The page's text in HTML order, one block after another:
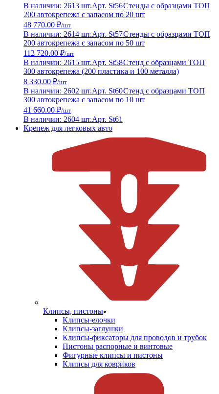
В наличии: 2613 шт.Арт. St56Стенды с образцами ТОП
200 автокрепежа с запасом по 20 шт
48 770.00 ₽/шт
В наличии: 2614 шт.Арт. St57Стенды с образцами ТОП
200 автокрепежа с запасом по 50 шт
112 720.00 ₽/шт
В наличии: 2615 шт.Арт. St58Стенд с образцами ТОП
300 автокрепежа (200 пластика и 100 металла)
8 330.00 ₽/шт
В наличии: 2602 шт.Арт. St60Стенд с образцами ТОП
300 автокрепежа с запасом по 10 шт
41 660.00 ₽/шт
В наличии: 2604 шт.Арт. St61
Крепеж для легковых авто
Клипсы, пистоны
Клипсы-елочки
Клипсы-заглушки
Клипсы-фиксаторы для проводов и трубок
Пистоны распорные и винтовые
Фигурные клипсы и пистоны
Клипсы для ковриков